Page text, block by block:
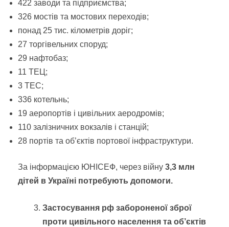
422 заводи та підприємства;
326 мостів та мостових переходів;
понад 25 тис. кілометрів доріг;
27 торгівельних споруд;
29 нафтобаз;
11 ТЕЦ;
3 ТЕС;
336 котельнь;
19 аеропортів і цивільних аеродромів;
110 залізничних вокзалів і станцій;
28 портів та об’єктів портової інфраструктури.
За інформацією ЮНІСЕФ, через війну 3,3 млн
дітей в Україні потребують допомоги.
Застосування рф забороненої зброї
проти цивільного населення та об’єктів